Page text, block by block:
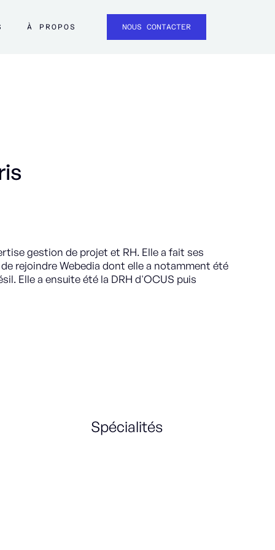
À PROPOS NOUS CONTACTER
gestion de projet et RH. Elle a fait ses
rejoindre Webedia dont elle a notamment été
Elle a ensuite été la DRH d'OCUS puis
Spécialités